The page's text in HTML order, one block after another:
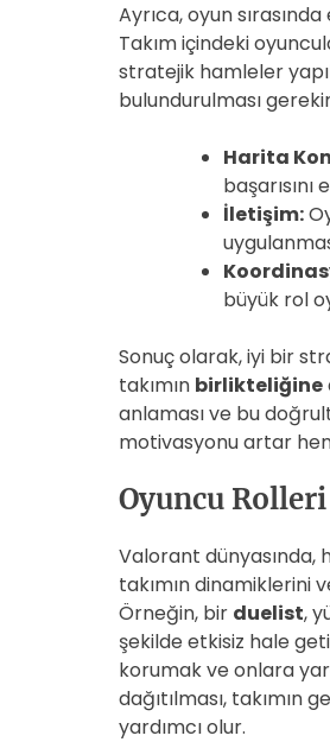
Ayrıca, oyun
Takım içindeki
stratejik hamleler
bulundurulması
Harita
başarısını
İletişim:
büyük rol
Sonuç olarak, iyi bir
takımın birlikteliğine
anlaması ve bu
motivasyonu artar
Oyuncu
Valorant dünyasında,
takımın dinamiklerini
Örneğin, bir duelist,
şekilde etkisiz hale
korumak ve onlara
dağıtılması, takımın
yardımcı olur.